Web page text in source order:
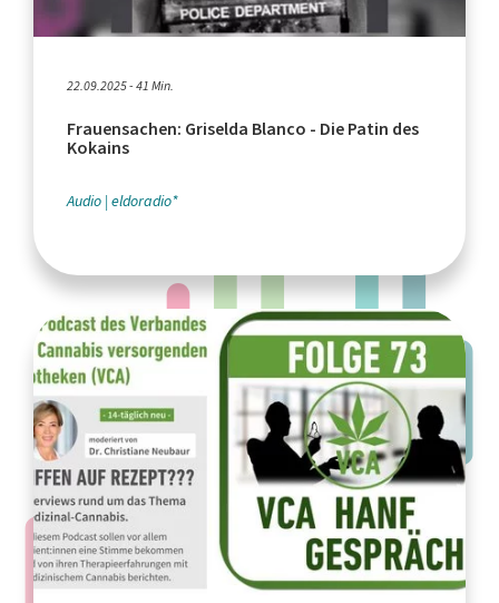
22.09.2025 - 41 Min.
Frauensachen: Griselda Blanco - Die Patin des
Kokains
Audio eldoradio*